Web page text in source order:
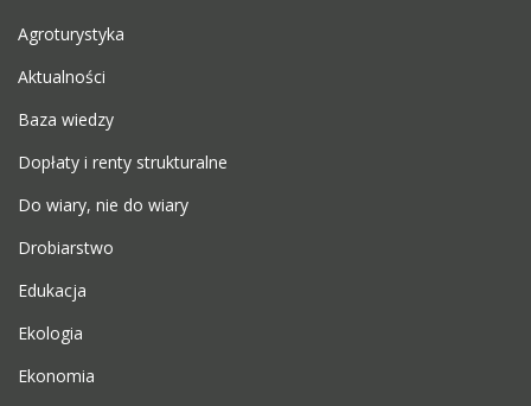
Agroturystyka
Aktualności
Baza wiedzy
Dopłaty i renty strukturalne
Do wiary, nie do wiary
Drobiarstwo
Edukacja
Ekologia
Ekonomia